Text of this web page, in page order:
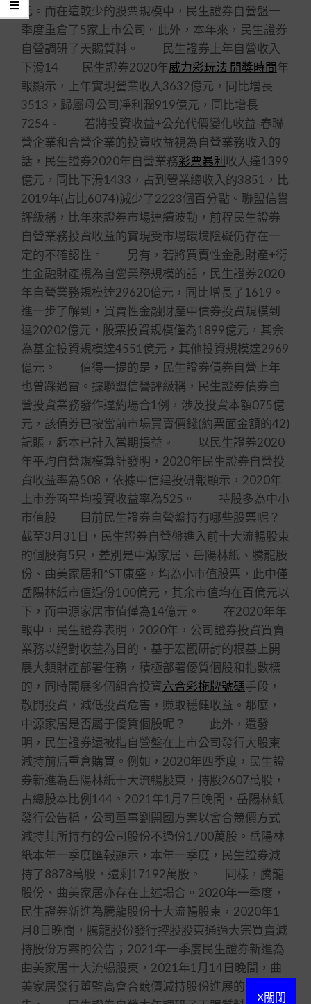
元。而在這較少的股票規模中，民生證券自營盤一
季度重倉了5家上市公司。此外，本年來，民生證券
自營調研了天賜質料。 民生證券上年自營收入
下滑14 民生證券2020年威力彩玩法 開獎時間年
報顯示，上年實現營業收入3632億元，同比增長
3513，歸屬母公司凈利潤919億元，同比增長
7254。 若將投資收益+公允代價變化收益-春聯
營企業和合營企業的投資收益視為自營業務收入的
話，民生證券2020年自營業務彩票暴利 收入達1399
億元，同比下滑1433，占到營業總收入的3851，比
2019年(占比6074)減少了2223個百分點。聯盟信譽
評級稱，比年來證券市場連續波動，前程民生證券
自營業務投資收益的實現受市場環境陰礙仍存在一
定的不確認性。 另有，若將買賣性金融財產+衍
生金融財產視為自營業務規模的話，民生證券2020
年自營業務規模達29620億元，同比增長了1619。
進一步了解到，買賣性金融財產中債券投資規模到
達20202億元，股票投資規模僅為1899億元，其余
為基金投資規模達4551億元，其他投資規模達2969
億元。 值得一提的是，民生證券債券自營上年
也曾踩過雷。據聯盟信譽評級稱，民生證券債券自
營投資業務發作違約場合1例，涉及投資本額075億
元，該債券已按當前市場買賣價錢(約票面金額的42)
記賬，虧本已計入當期損益。 以民生證券2020
年平均自營規模算計發明，2020年民生證券自營投
資收益率為508，依據中信建投研報顯示，2020年
上市券商平均投資收益率為525。 持股多為中小
市值股 目前民生證券自營盤持有哪些股票呢？
截至3月31日，民生證券自營盤進入前十大流暢股東
的個股有5只，差別是中源家居、岳陽林紙、騰龍股
份、曲美家居和*ST康盛，均為小市值股票，此中僅
岳陽林紙市值過份100億元，其余市值均在百億元以
下，而中源家居市值僅為14億元。 在2020年年
報中，民生證券表明，2020年，公司證券投資買賣
業務以絕對收益為目的，基于宏觀研討的根基上開
展大類財產部署任務，積極部署優質個股和指數標
的，同時開展多個組合投資六合彩拖牌號碼手段，
散開投資，減低投資危害，賺取穩健收益。那麼，
中源家居是否屬于優質個股呢？ 此外，還發
明，民生證券還被指自營盤在上市公司發行大股東
減持前后重倉購買。例如，2020年四季度，民生證
券新進為岳陽林紙十大流暢股東，持股2607萬股，
占總股本比例144。2021年1月7日晚間，岳陽林紙
發行公告稱，公司董事劉開國方案以會合競價方式
減持其所持有的公司股份不過份1700萬股。岳陽林
紙本年一季度匯報顯示，本年一季度，民生證券減
持了8878萬股，還剩17192萬股。 同樣，騰龍
股份、曲美家居亦存在上述場合。2020年一季度，
民生證券新進為騰龍股份十大流暢股東，2020年1
月8日晚間，騰龍股份發行控股股東通過大宗買賣減
持股份方案的公告；2021年一季度民生證券新進為
曲美家居十大流暢股東，2021年1月14日晚間，曲
美家居發行董監高會合競價減持股份進展的公
X關閉